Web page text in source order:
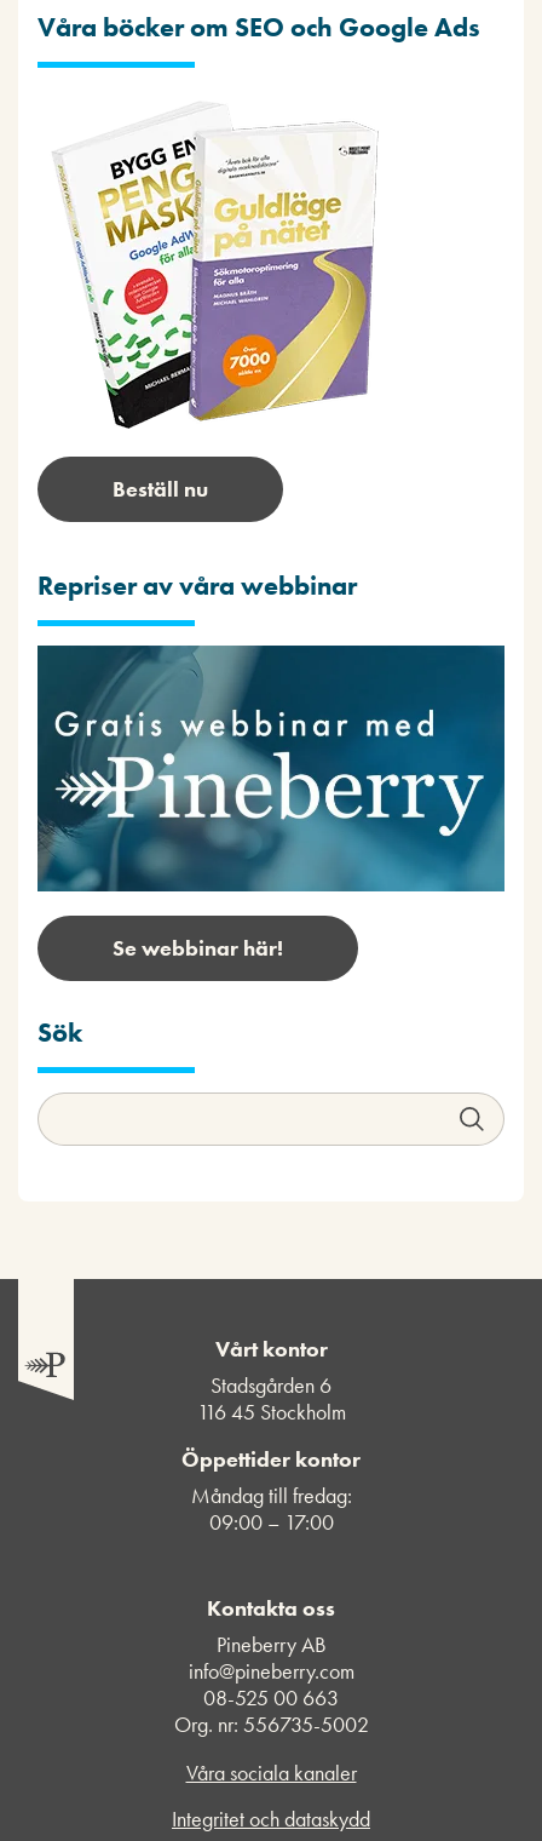
Våra böcker om SEO och Google Ads
Beställ nu
Repriser av våra webbinar
Se webbinar här!
Sök
Vårt kontor
Stadsgården 6
116 45 Stockholm
Öppettider kontor
Måndag till fredag:
09:00 – 17:00
Kontakta oss
Pineberry AB
info@pineberry.com
08-525 00 663
Org. nr: 556735-5002
Våra sociala kanaler
Integritet och dataskydd